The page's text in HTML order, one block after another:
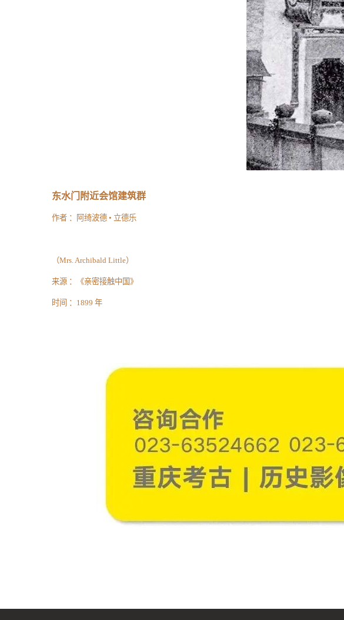
东水门附近会馆建筑群
作者 ： 阿绮波德 • 立德乐
（Mrs. Archibald Little）
来源 ： 《亲密接触中国》
时间 ： 1899 年